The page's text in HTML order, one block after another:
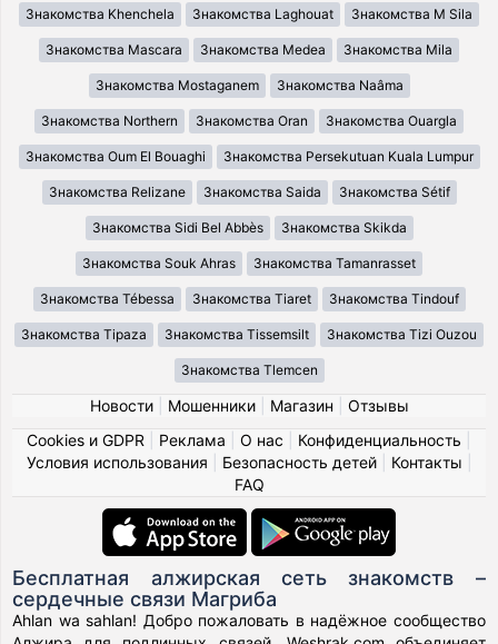
Знакомства Khenchela Знакомства Laghouat Знакомства M Sila
Знакомства Mascara Знакомства Medea Знакомства Mila
Знакомства Mostaganem Знакомства Naâma
Знакомства Northern Знакомства Oran Знакомства Ouargla
Знакомства Oum El Bouaghi Знакомства Persekutuan Kuala Lumpur
Знакомства Relizane Знакомства Saida Знакомства Sétif
Знакомства Sidi Bel Abbès Знакомства Skikda
Знакомства Souk Ahras Знакомства Tamanrasset
Знакомства Tébessa Знакомства Tiaret Знакомства Tindouf
Знакомства Tipaza Знакомства Tissemsilt Знакомства Tizi Ouzou
Знакомства Tlemcen
Новости| Мошенники| Магазин
Отзывы
Cookies и GDPR
Реклама О нас Конфиденциальность
Условия использования
Безопасность детей| Контакты
FAQ
Бесплатная алжирская сеть знакомств –
сердечные связи Магриба
Ahlan wa sahlan! Добро пожаловать в надёжное сообщество